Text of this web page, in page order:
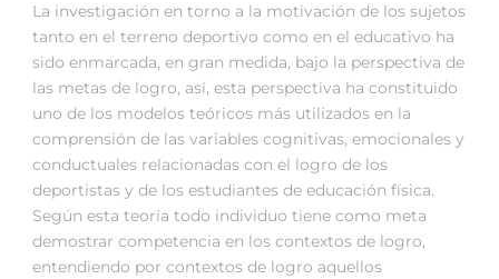
La investigación en torno a la motivación de los sujetos
tanto en el terreno deportivo como en el educativo ha
sido enmarcada, en gran medida, bajo la perspectiva de
las metas de logro, así, esta perspectiva ha constituido
uno de los modelos teóricos más utilizados en la
comprensión de las variables cognitivas, emocionales y
conductuales relacionadas con el logro de los
deportistas y de los estudiantes de educación física.
Según esta teoría todo individuo tiene como meta
demostrar competencia en los contextos de logro,
entendiendo por contextos de logro aquellos